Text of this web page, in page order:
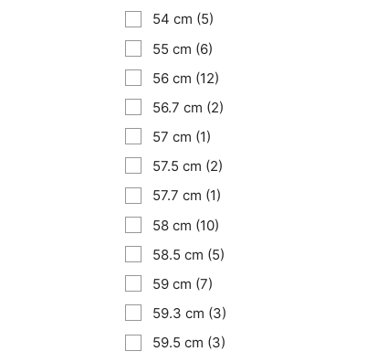
54 cm (5)
55 cm (6)
56 cm (12)
56.7 cm (2)
57 cm (1)
57.5 cm (2)
57.7 cm (1)
58 cm (10)
58.5 cm (5)
59 cm (7)
59.3 cm (3)
59.5 cm (3)